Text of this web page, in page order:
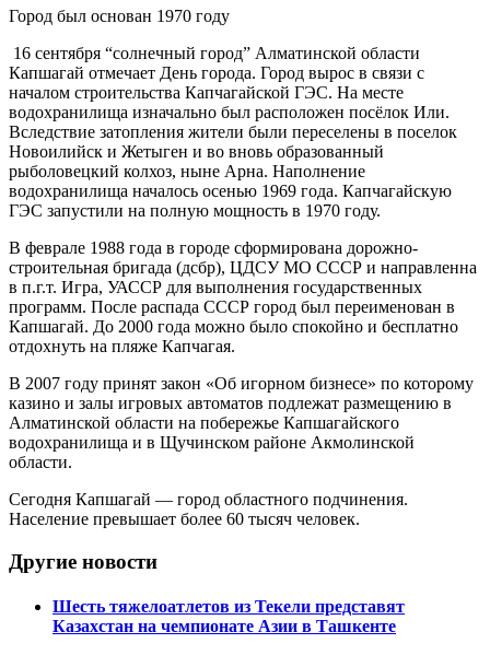
Город был основан 1970 году
16 сентября “солнечный город” Алматинской области
Капшагай отмечает День города. Город вырос в связи с
началом строительства Капчагайской ГЭС. На месте
водохранилища изначально был расположен посёлок Или.
Вследствие затопления жители были переселены в поселок
Новоилийск и Жетыген и во вновь образованный
рыболовецкий колхоз, ныне Арна. Наполнение
водохранилища началось осенью 1969 года. Капчагайскую
ГЭС запустили на полную мощность в 1970 году.
В феврале 1988 года в городе сформирована дорожно-
строительная бригада (дсбр), ЦДСУ МО СССР и направленна
в п.г.т. Игра, УАССР для выполнения государственных
программ. После распада СССР город был переименован в
Капшагай. До 2000 года можно было спокойно и бесплатно
отдохнуть на пляже Капчагая.
В 2007 году принят закон «Об игорном бизнесе» по которому
казино и залы игровых автоматов подлежат размещению в
Алматинской области на побережье Капшагайского
водохранилища и в Щучинском районе Акмолинской
области.
Сегодня Капшагай — город областного подчинения.
Население превышает более 60 тысяч человек.
Другие новости
Шесть тяжелоатлетов из Текели представят
Казахстан на чемпионате Азии в Ташкенте